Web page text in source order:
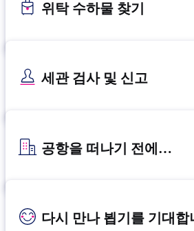
위탁 수하물 찾기
세관 검사 및 신고
공항을 떠나기 전에…
다시 만나 뵙기를 기대합